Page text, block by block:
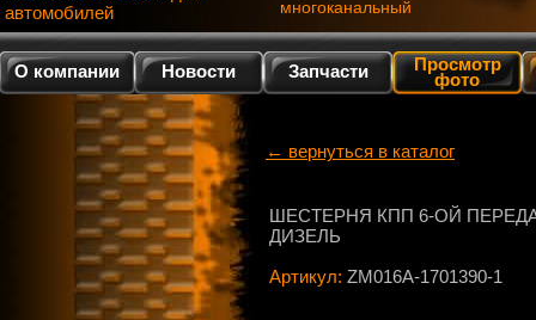
автомобилей
многоканальный
О компании Новости Запчасти Просмотр
фото
← вернуться в каталог
ШЕСТЕРНЯ КПП 6-ОЙ
ДИЗЕЛЬ
Артикул: ZM016A-1701390-1